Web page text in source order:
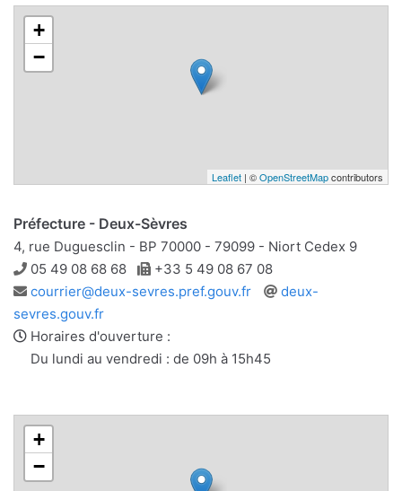
+
−
Leaflet | ©OpenStreetMapcontributors
Préfecture - Deux-Sèvres
4, rue Duguesclin - BP 70000 - 79099 - Niort Cedex 9
Téléphone
05 49 08 68 68 Télécopie
+33 5 49 08 67 08
Adresse
e-
mail
courrier@deux-sevres.pref.gouv.fr
Site
deux-
sevres.gouv.fr
Horaires d'ouverture :
Du lundi au vendredi : de 09h à 15h45
+
−